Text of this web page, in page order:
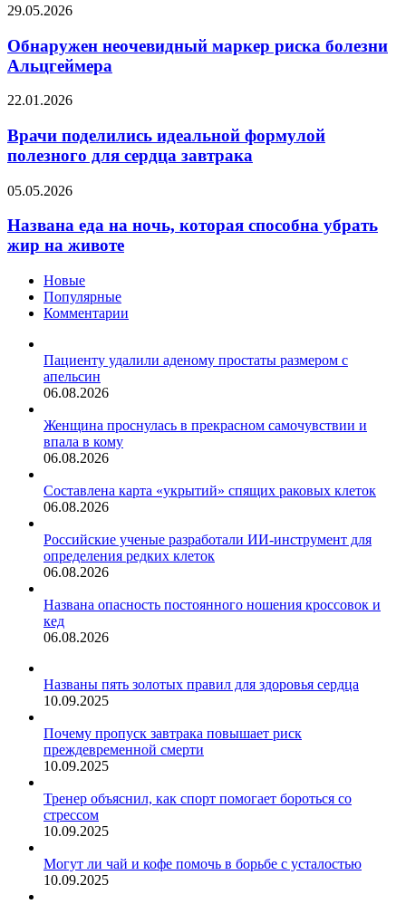
Обнаружен
маркер
риска
болезни
29.05.2026
Обнаружен неочевидный маркер риска болезни
Альцгеймера
Врачи
идеальной
формулой
полезного
сердца
22.01.2026
Врачи поделились идеальной формулой
полезного для сердца завтрака
Названа
на
которая
убрать
жир
05.05.2026
Названа еда на ночь, которая способна убрать
жир на животе
Новые
Популярные
Комментарии
Пациенту удалили аденому простаты размером с
апельсин
06.08.2026
Женщина проснулась в прекрасном самочувствии и
впала в кому
06.08.2026
Составлена карта «укрытий» спящих раковых клеток
06.08.2026
Российские ученые разработали ИИ-инструмент для
определения редких клеток
06.08.2026
Названа опасность постоянного ношения кроссовок и
кед
06.08.2026
Названы пять золотых правил для здоровья сердца
10.09.2025
Почему пропуск завтрака повышает риск
преждевременной смерти
10.09.2025
Тренер объяснил, как спорт помогает бороться со
стрессом
10.09.2025
Могут ли чай и кофе помочь в борьбе с усталостью
10.09.2025